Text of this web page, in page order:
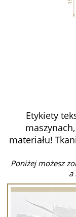
Etykiety
materiału!
Poniżej możesz
a